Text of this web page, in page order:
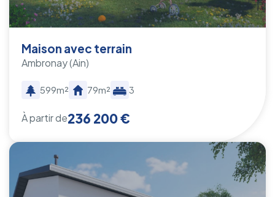
Maison avec terrain
Ambronay(Ain)
599m² 79m² 3
À partir de236 200 €